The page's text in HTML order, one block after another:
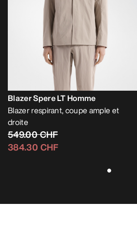
Blazer Spere LT Homme
Blazer respirant, coupe ample et
droite
549.00 CHF
384.30 CHF